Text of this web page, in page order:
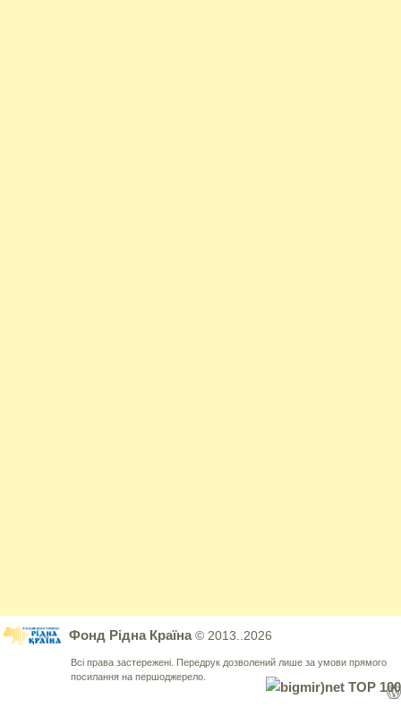
Фонд Рідна Країна© 2013..2026
Всі права застережені. Передрук дозволений лише за умови прямого
посилання на першоджерело.